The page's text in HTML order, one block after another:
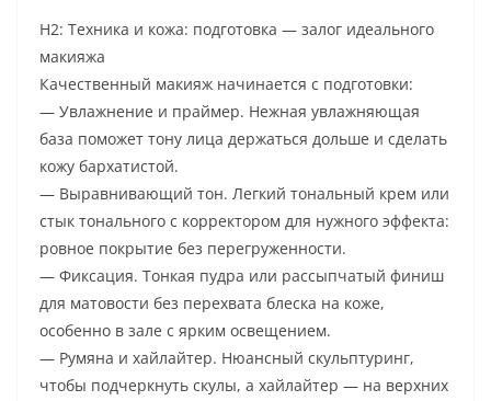
H2: Техника и кожа: подготовка — залог идеального
макияжа
Качественный макияж начинается с подготовки:
— Увлажнение и праймер. Нежная увлажняющая
база поможет тону лица держаться дольше и сделать
кожу бархатистой.
— Выравнивающий тон. Легкий тональный крем или
стык тонального с корректором для нужного эффекта:
ровное покрытие без перегруженности.
— Фиксация. Тонкая пудра или рассыпчатый финиш
для матовости без перехвата блеска на коже,
особенно в зале с ярким освещением.
— Румяна и хайлайтер. Нюансный скульптуринг,
чтобы подчеркнуть скулы, а хайлайтер — на верхних